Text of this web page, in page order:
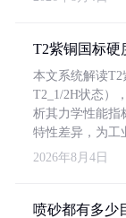
T2紫铜国标硬
本文系统解读T2
T2_1/2H状态）
析其力学性能指
特性差异，为工
2026年8月4日
喷砂都有多少